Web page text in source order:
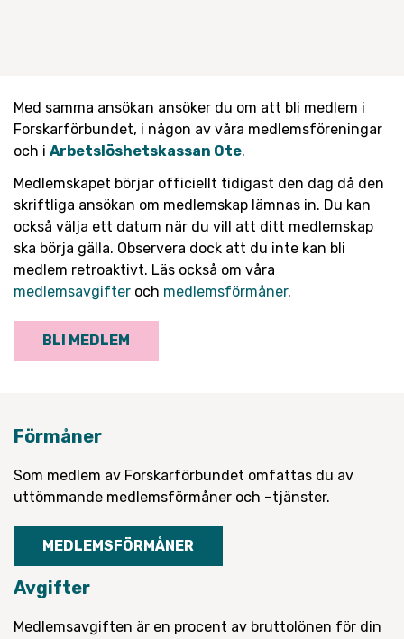
Med samma ansökan ansöker du om att bli medlem i
Forskarförbundet, i någon av våra medlemsföreningar
och i Arbetslöshetskassan Ote.
Medlemskapet börjar officiellt tidigast den dag då den
skriftliga ansökan om medlemskap lämnas in. Du kan
också välja ett datum när du vill att ditt medlemskap
ska börja gälla. Observera dock att du inte kan bli
medlem retroaktivt. Läs också om våra
medlemsavgifter och medlemsförmåner.
BLI MEDLEM
Förmåner
Som medlem av Forskarförbundet omfattas du av
uttömmande medlemsförmåner och –tjänster.
MEDLEMSFÖRMÅNER
Avgifter
Medlemsavgiften är en procent av bruttolönen för din